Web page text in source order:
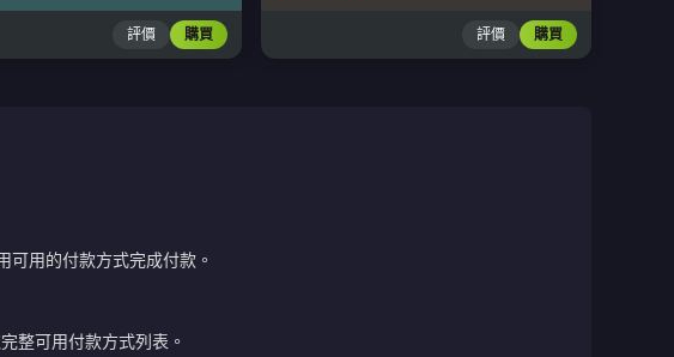
評價 購買 評價 購買
用的付款方式完成付款。
整可用付款方式列表。